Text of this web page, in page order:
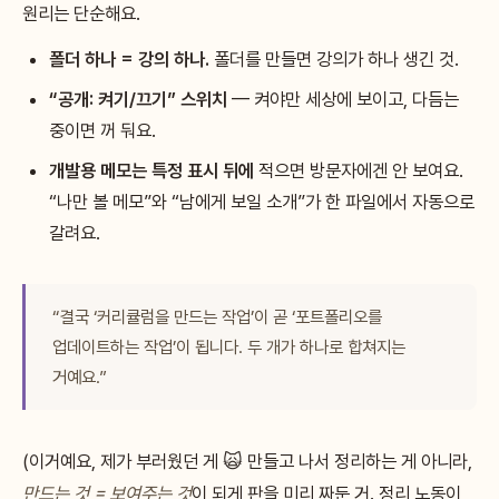
원리는 단순해요.
폴더 하나 = 강의 하나. 폴더를 만들면 강의가 하나 생긴 것.
“공개: 켜기/끄기” 스위치 — 켜야만 세상에 보이고, 다듬는
중이면 꺼 둬요.
개발용 메모는 특정 표시 뒤에 적으면 방문자에겐 안 보여요.
“나만 볼 메모”와 “남에게 보일 소개”가 한 파일에서 자동으로
갈려요.
“결국 ‘커리큘럼을 만드는 작업’이 곧 ‘포트폴리오를
업데이트하는 작업’이 됩니다. 두 개가 하나로 합쳐지는
거예요.”
(이거예요, 제가 부러웠던 게 🙀 만들고 나서 정리하는 게 아니라,
만드는 것 = 보여주는 것이 되게 판을 미리 짜둔 거. 정리 노동이